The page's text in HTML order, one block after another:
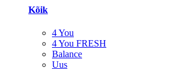
Kõik
4 You
4 You FRESH
Balance
Uus